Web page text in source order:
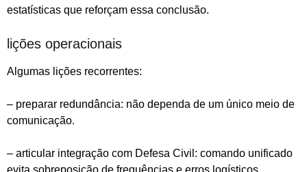
estatísticas que reforçam essa conclusão.
lições operacionais
Algumas lições recorrentes:
– preparar redundância: não dependa de um único meio de
comunicação.
– articular integração com Defesa Civil: comando unificado
evita sobreposição de frequências e erros logísticos.